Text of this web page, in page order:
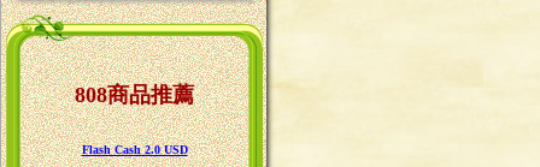
808商品推薦
Flash Cash 2.0 USD